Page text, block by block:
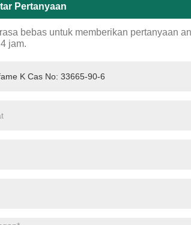
Pertanyaan
bebas untuk memberikan pertanyaan
jam.